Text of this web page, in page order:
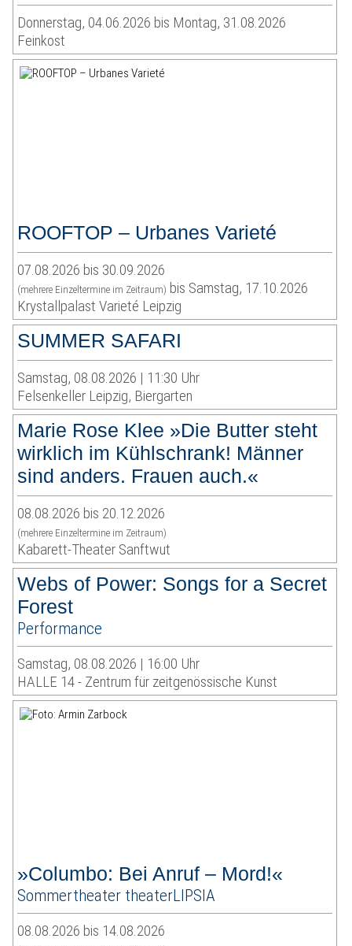
Donnerstag, 04.06.2026 bis Montag, 31.08.2026
Feinkost
ROOFTOP – Urbanes Varieté
07.08.2026 bis 30.09.2026
(mehrere Einzeltermine im Zeitraum) bis Samstag, 17.10.2026
Krystallpalast Varieté Leipzig
SUMMER SAFARI
Samstag, 08.08.2026 | 11:30 Uhr
Felsenkeller Leipzig, Biergarten
Marie Rose Klee »Die Butter steht
wirklich im Kühlschrank! Männer
sind anders. Frauen auch.«
08.08.2026 bis 20.12.2026
(mehrere Einzeltermine im Zeitraum)
Kabarett-Theater Sanftwut
Webs of Power: Songs for a Secret
Forest
Performance
Samstag, 08.08.2026 | 16:00 Uhr
HALLE 14 - Zentrum für zeitgenössische Kunst
»Columbo: Bei Anruf – Mord!«
Sommertheater theaterLIPSIA
08.08.2026 bis 14.08.2026